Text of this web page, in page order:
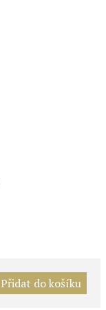
Přidat do košíku